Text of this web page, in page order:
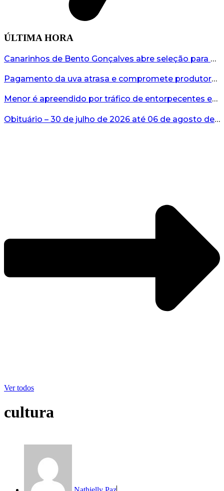
ÚLTIMA HORA
Canarinhos de Bento Gonçalves abre seleção para novos integrantes...
Pagamento da uva atrasa e compromete produtores...
Menor é apreendido por tráfico de entorpecentes em Veranópolis...
Obituário – 30 de julho de 2026 até 06 de agosto de 2026...
Ver todos
cultura